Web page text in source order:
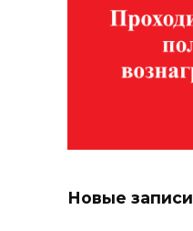
Новые записи